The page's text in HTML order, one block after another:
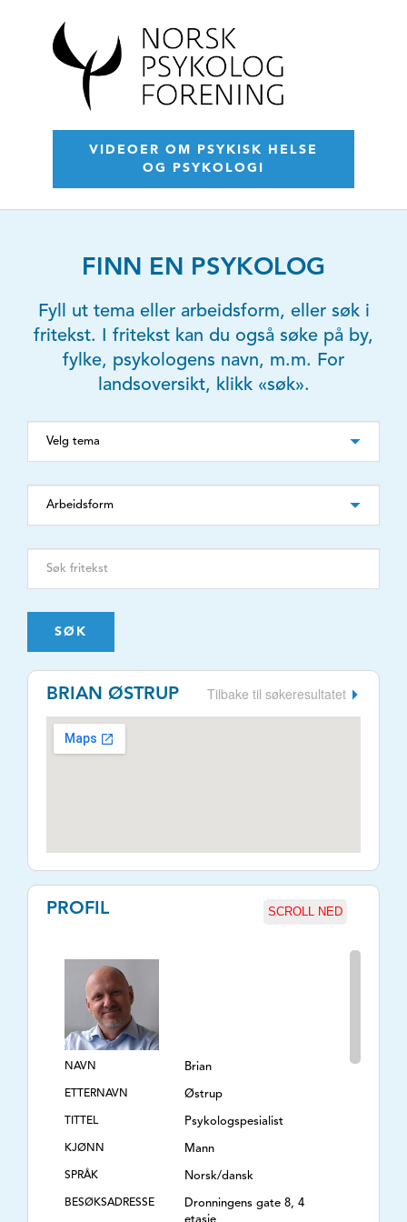
VIDEOER OM PSYKISK HELSE
OG PSYKOLOGI
FINN EN PSYKOLOG
Fyll ut tema eller arbeidsform, eller søk i
fritekst. I fritekst kan du også søke på by,
fylke, psykologens navn, m.m. For
landsoversikt, klikk «søk».
SØK
BRIAN ØSTRUP Tilbake til søkeresultatet
PROFIL SCROLL NED
NAVN Brian
ETTERNAVN Østrup
TITTEL Psykologspesialist
KJØNN Mann
SPRÅK Norsk/dansk
BESØKSADRESSE
Dronningens gate 8, 4